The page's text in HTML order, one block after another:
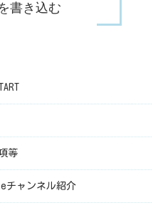
書き込む
等
チャンネル紹介